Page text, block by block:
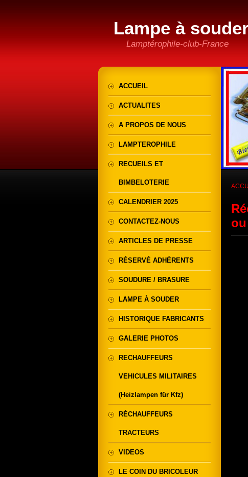
Lampe à
Lamptérophile-club-France
ACCUEIL
ACTUALITES
A PROPOS DE NOUS
LAMPTEROPHILE
RECUEILS ET
BIMBELOTERIE
CALENDRIER 2025
CONTACTEZ-NOUS
ARTICLES DE PRESSE
RÉSERVÉ ADHÉRENTS
SOUDURE / BRASURE
LAMPE À SOUDER
HISTORIQUE FABRICANTS
GALERIE PHOTOS
RECHAUFFEURS
VEHICULES MILITAIRES
(Heizlampen für Kfz)
RÉCHAUFFEURS
TRACTEURS
VIDEOS
LE COIN DU BRICOLEUR